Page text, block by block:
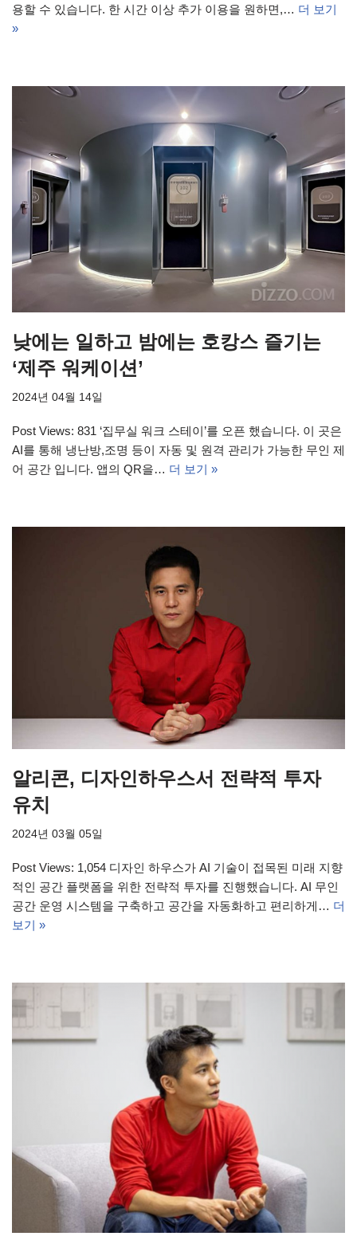
용할 수 있습니다. 한 시간 이상 추가 이용을 원하면,… 더 보기
»
낮에는 일하고 밤에는 호캉스 즐기는
‘제주 워케이션’
2024년 04월 14일
Post Views: 831 ‘집무실 워크 스테이’를 오픈 했습니다. 이 곳은
AI를 통해 냉난방,조명 등이 자동 및 원격 관리가 가능한 무인 제
어 공간 입니다. 앱의 QR을… 더 보기 »
알리콘, 디자인하우스서 전략적 투자
유치
2024년 03월 05일
Post Views: 1,054 디자인 하우스가 AI 기술이 접목된 미래 지향
적인 공간 플랫폼을 위한 전략적 투자를 진행했습니다. AI 무인
공간 운영 시스템을 구축하고 공간을 자동화하고 편리하게… 더
보기 »